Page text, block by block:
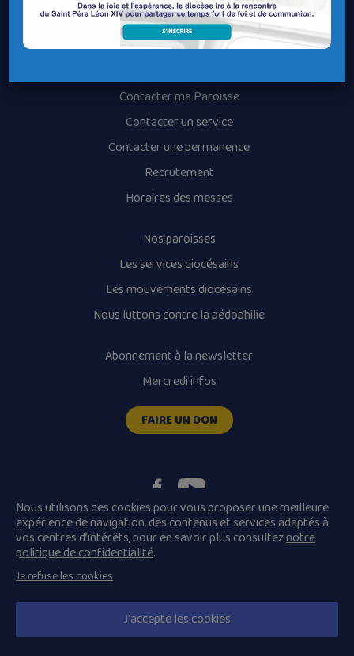
Le Diocèse de Quimper et Léon
Contacter ma Paroisse
Contacter un service
Contacter une permanence
Recrutement
Horaires des messes
Nos paroisses
Les services diocésains
Les mouvements diocésains
Nous luttons contre la pédophilie
Abonnement à la newsletter
Mercredi infos
FAIRE UN DON
Plan du site
Mentions légales
Conditions Générales de Vente
© 2026 Diocèse de Quimper et Léon, Tous droits réservés.
Nous utilisons des cookies pour vous proposer une meilleure
expérience de navigation, des contenus et services adaptés à
vos centres d’intérêts, pour en savoir plus consulteznotre
politique de confidentialité.
Je refuse les cookies
J'accepte les cookies